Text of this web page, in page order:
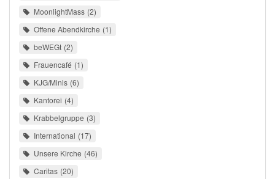
MoonlightMass 2
Offene Abendkirche 1
beWEGt 2
Frauencafé 1
KJG/Minis 6
Kantorei 4
Krabbelgruppe 3
International 17
Unsere Kirche 46
Caritas 20